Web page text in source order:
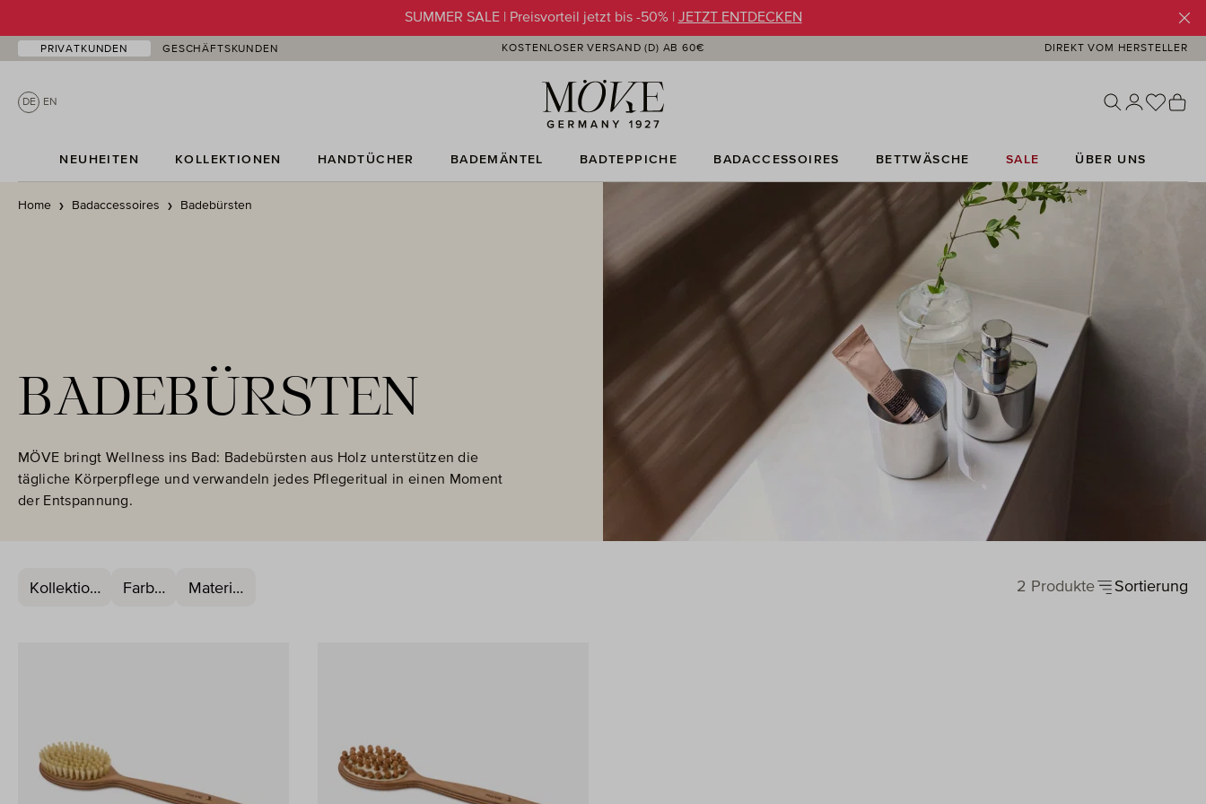
SUMMER SALE | Preisvorteil jetzt bis -50% | JETZT ENTDECKEN
PRIVATKUNDEN GESCHÄFTSKUNDEN KOSTENLOSER VERSAND (D) AB 60€ DIREKT VOM HERSTELLER
DE EN Du
NEUHEITEN KOLLEKTIONEN HANDTÜCHER BADEMÄNTEL BADTEPPICHE BADACCESSOIRES BETTWÄSCHE SALE ÜBER UNS
Home Badaccessoires Badebürsten
BADEBÜRSTEN
MÖVE bringt Wellness ins Bad: Badebürsten aus Holz unterstützen die
tägliche Körperpflege und verwandeln jedes Pflegeritual in einen Moment
der Entspannung.
Kollektion Farbe Material 2 Produkte Sortierung